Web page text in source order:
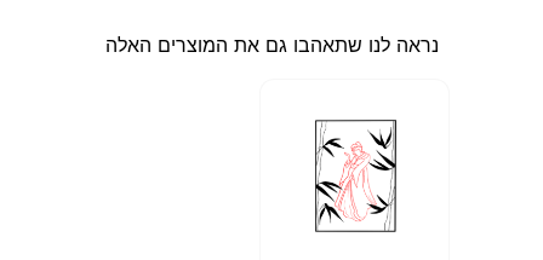
נראה לנו שתאהבו גם את המוצרים האלה